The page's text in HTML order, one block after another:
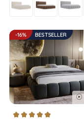
-16% BESTSELLER